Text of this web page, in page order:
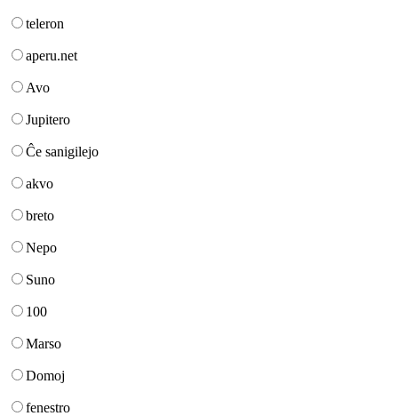
teleron
aperu.net
Avo
Jupitero
Ĉe sanigilejo
akvo
breto
Nepo
Suno
100
Marso
Domoj
fenestro